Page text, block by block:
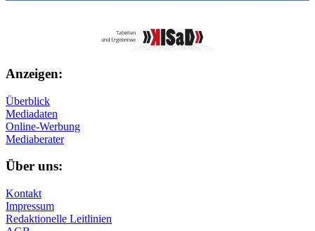
Anzeigen:
Überblick
Mediadaten
Online-Werbung
Mediaberater
Über uns:
Kontakt
Impressum
Redaktionelle Leitlinien